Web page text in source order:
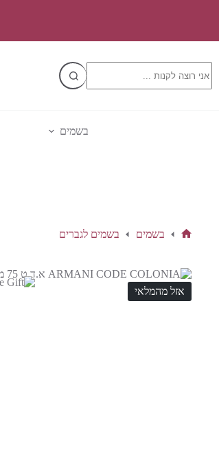
results
בשמים
בשמים בשמים לגברים
אזל מהמלאי